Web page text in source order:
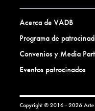
Acerca de VADB
Programa de
Convenios y Media
Eventos patrocinados
Copyright © 2016 - 2026 Arte